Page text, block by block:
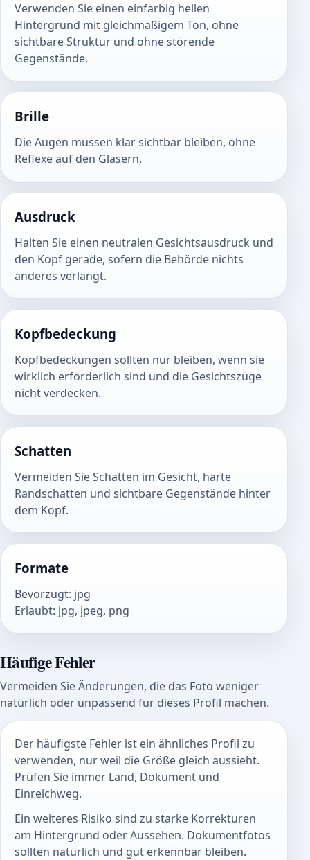
Verwenden Sie einen einfarbig hellen
Hintergrund mit gleichmäßigem Ton, ohne
sichtbare Struktur und ohne störende
Gegenstände.
Brille
Die Augen müssen klar sichtbar bleiben, ohne
Reflexe auf den Gläsern.
Ausdruck
Halten Sie einen neutralen Gesichtsausdruck und
den Kopf gerade, sofern die Behörde nichts
anderes verlangt.
Kopfbedeckung
Kopfbedeckungen sollten nur bleiben, wenn sie
wirklich erforderlich sind und die Gesichtszüge
nicht verdecken.
Schatten
Vermeiden Sie Schatten im Gesicht, harte
Randschatten und sichtbare Gegenstände hinter
dem Kopf.
Formate
Bevorzugt: jpg
Erlaubt: jpg, jpeg, png
Häufige Fehler
Vermeiden Sie Änderungen, die das Foto weniger
natürlich oder unpassend für dieses Profil machen.
Der häufigste Fehler ist ein ähnliches Profil zu
verwenden, nur weil die Größe gleich aussieht.
Prüfen Sie immer Land, Dokument und
Einreichweg.
Ein weiteres Risiko sind zu starke Korrekturen
am Hintergrund oder Aussehen. Dokumentfotos
sollten natürlich und gut erkennbar bleiben.